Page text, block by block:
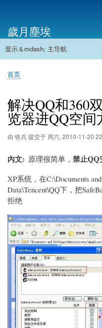
帐
户
菜
单
歲月塵埃
主
航
显示＆mdash; 主导航
首页
面
屑
首页
解决QQ和360
览器进QQ空间
由 铁兵提交于 周六, 2010-11-20
內文 原理很简单，禁止QQ
XP系统，在C:\Documents
Data\Tencent\QQ下，把
拒绝